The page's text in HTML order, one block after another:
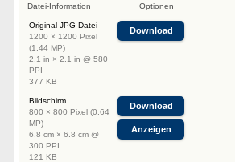
Datei-Information Optionen
Original JPG Datei
1200 × 1200 Pixel
(1.44 MP)
2.1 in × 2.1 in @ 580
PPI
377 KB
Download
Bildschirm
800 × 800 Pixel (0.64
MP)
6.8 cm × 6.8 cm @
300 PPI
121 KB
Download
Anzeigen